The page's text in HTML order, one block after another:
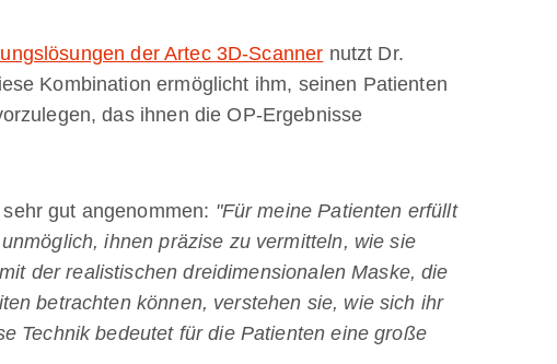
der Artec 3D-Scanner nutzt Dr.
Kombination ermöglicht ihm, seinen Patienten
das ihnen die OP-Ergebnisse
gut angenommen: "Für meine Patienten erfüllt
ihnen präzise zu vermitteln, wie sie
der realistischen dreidimensionalen Maske, die
betrachten können, verstehen sie, wie sich ihr
Technik bedeutet für die Patienten eine große